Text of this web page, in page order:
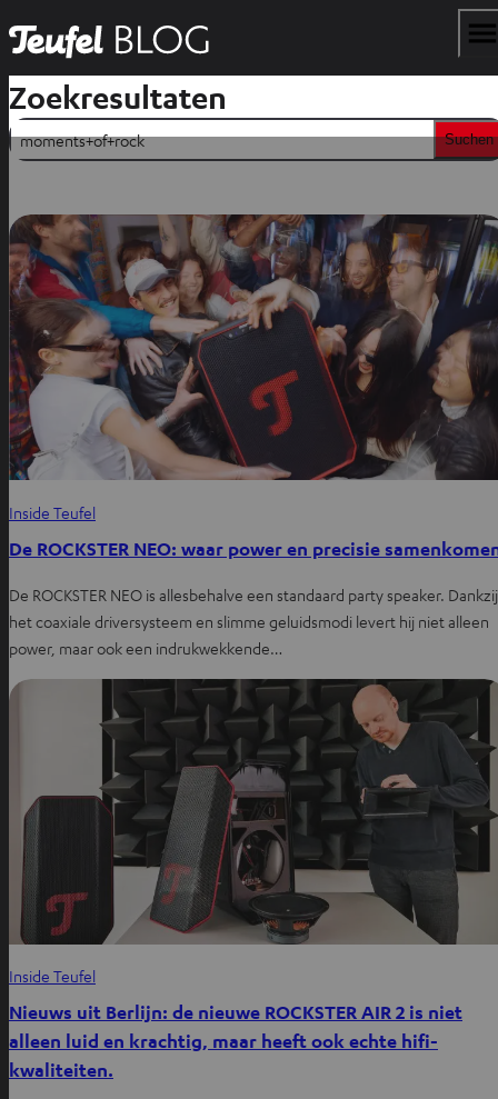
Zoekresultaten
Suchen Suchen
Inside Teufel
De ROCKSTER NEO: waar power en precisie
De ROCKSTER NEO is allesbehalve een standaard party speaker. Dankzij
het coaxiale driversysteem en slimme geluidsmodi levert hij niet alleen
power, maar ook een indrukwekkende…
Inside Teufel
Nieuws uit Berlijn: de nieuwe ROCKSTER AIR 2 is niet
alleen luid en krachtig, maar heeft ook echte hifi-
kwaliteiten.